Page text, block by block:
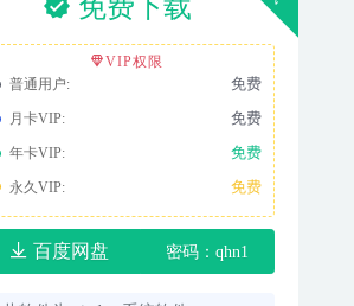
免费下载
VIP权限
普通用户:
免费
月卡VIP: 免费
年卡VIP: 免费
永久VIP: 免费
百度网盘 密码：qhn1